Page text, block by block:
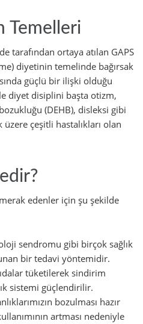
Temelleri
tarafından ortaya atılan GAPS
diyetinin temelinde bağırsak
güçlü bir ilişki olduğu
diyet disiplini başta otizm,
(DEHB), disleksi gibi
çeşitli hastalıkları olan
edenler için şu şekilde
sendromu gibi birçok sağlık
bir tedavi yöntemidir.
tüketilerek sindirim
sistemi güçlendirilir.
bozulması hazır
artması nedeniyle